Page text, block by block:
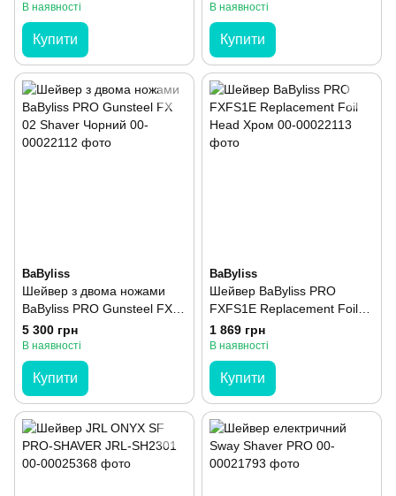
В наявності
Купити
В наявності
Купити
BaByliss
Шейвер з двома ножами
BaByliss PRO Gunsteel FX
02 Shaver Чорний
5 300 грн
В наявності
Купити
BaByliss
Шейвер BaByliss PRO
FXFS1E Replacement Foil
Head Хром
1 869 грн
В наявності
Купити